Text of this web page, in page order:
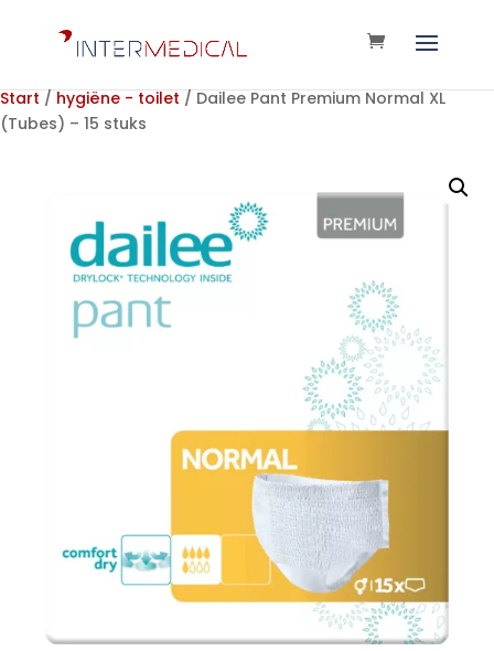
Start / hygiëne - toilet / Dailee Pant Premium Normal XL
(Tubes) – 15 stuks